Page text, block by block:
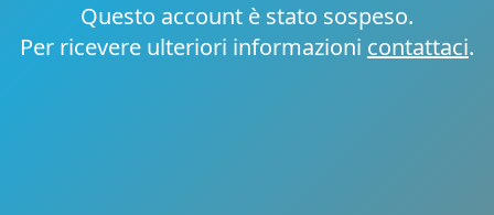
Questo account è stato sospeso.
Per ricevere ulteriori informazioni contattaci.